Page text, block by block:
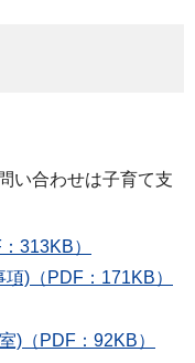
い合わせは子育て支
313KB）
)（PDF：171KB）
)（PDF：92KB）